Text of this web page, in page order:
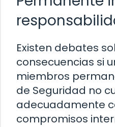
Existen debates
consecuencias si
miembros
de Seguridad no
adecuadamente
compromisos